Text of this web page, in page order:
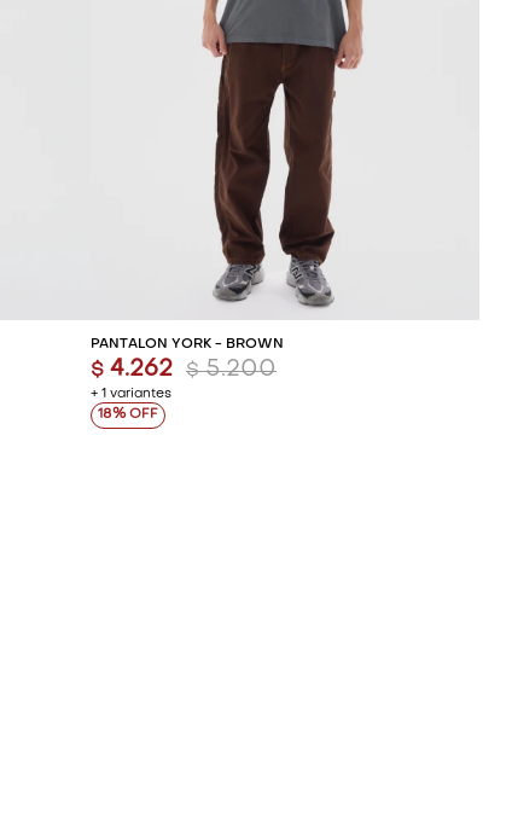
AGREGAR AL CARRITO
PANTALÓN YORK - BROWN
+ 1 variantes
$ 4.262 $ 5.200
18